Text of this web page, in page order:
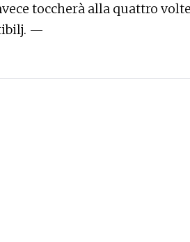
toccherà alla quattro
—